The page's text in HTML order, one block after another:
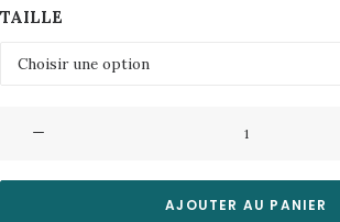
TAILLE
Derbies
AJOUTER AU PANIER